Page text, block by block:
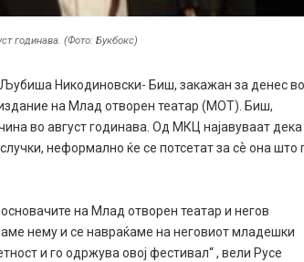
годинава. (Фото: Букбокс)
Љубиша Никодиновски- Биш, закажан за денес
на Млад отворен театар (МОТ). Биш,
во август годинава. Од МКЦ најавуваат дека
неформално ќе се потсетат за сѐ она што
на Млад отворен театар и негов
нему и се навраќаме на неговиот младешки
и го одржува овој фестивал“ , вели Русе